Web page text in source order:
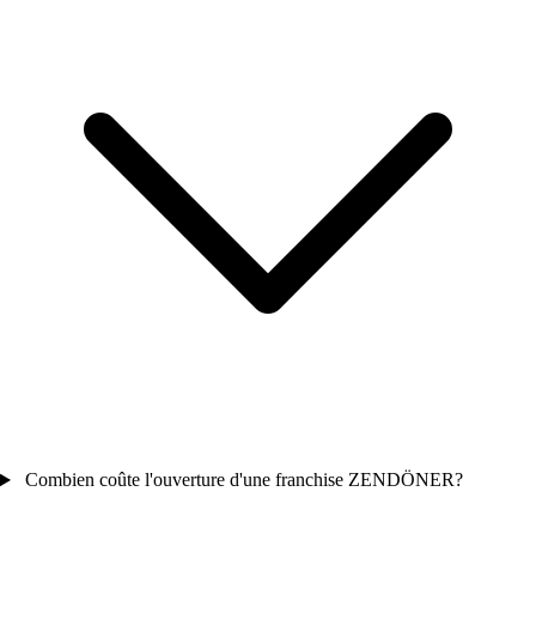
Combien coûte l'ouverture d'une franchise ZENDÖNER?